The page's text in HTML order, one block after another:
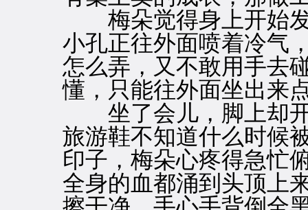
梅朵觉得身上开始发
小孔正往外面喷着冷气
怎么弄，又不敢用手去
懂，只能往外面坐出来
坐了会儿，脚上却开
旅游鞋不知道什么时候
印子，梅朵心疼得急忙
全身的血都涌到头顶上